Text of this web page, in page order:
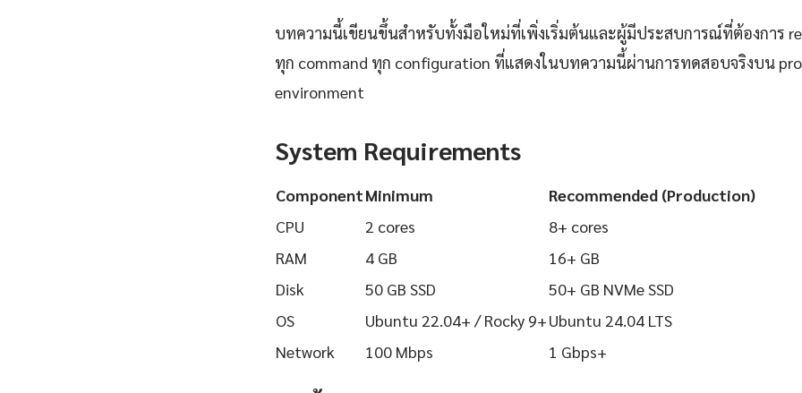
บทความนี้เขียนขึ้นสำหรับทั้งมือใหม่ที่เพิ่งเริ่มต้นและผู้มีประสบการณ์ที่ต้องการ
ทุก command ทุก configuration ที่แสดงในบทความนี้ผ่านการทดสอบจริงบน
environment
System Requirements
ComponentMinimum
Recommended (Production)
CPU
2 cores
8+ cores
RAM
4 GB
16+ GB
Disk
50 GB SSD
50+ GB NVMe SSD
OS
Ubuntu 22.04+ / Rocky 9+Ubuntu 24.04 LTS
Network
100 Mbps 1 Gbps+